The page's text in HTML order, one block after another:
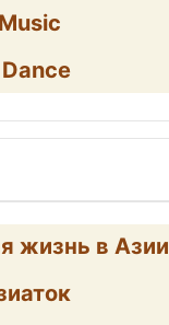
Dance
жизнь в Азии